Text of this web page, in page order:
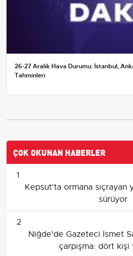
26-27 Aralık Hava Durumu: İstanbul,
Tahminleri
ÇOK OKUNAN HABERLER
1
Kepsut'ta ormana sıçrayan
sürüyor
2
Niğde'de Gazeteci İsmet
çarpışma: dört kişi